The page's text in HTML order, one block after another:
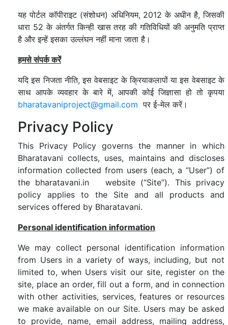
यह पोर्टल कॉपीराइट (संशोधन) अधिनियम, 2012 के अधीन है, जिसकी
धारा 52 के अंतर्गत किन्ही खास तरह की गतिविधियों की अनुमति प्राप्त
है और इन्हें इसका उल्लंघन नहीं माना जाता है।
हमसे संपर्क करें
यदि इस निजता नीति, इस वेबसाइट के क्रियाकलापों या इस वेबसाइट के
साथ आपके व्यवहार के बारे में, आपकी कोई जिज्ञासा हो तो कृपया
bharatavaniproject@gmail.com पर ई-मेल करें।
Privacy Policy
This Privacy Policy governs the manner in which
Bharatavani collects, uses, maintains and discloses
information collected from users (each, a “User”) of
the bharatavani.in website (“Site”). This privacy
policy applies to the Site and all products and
services offered by Bharatavani.
Personal identification information
We may collect personal identification information
from Users in a variety of ways, including, but not
limited to, when Users visit our site, register on the
site, place an order, fill out a form, and in connection
with other activities, services, features or resources
we make available on our Site. Users may be asked
to provide, name, email address, mailing address,